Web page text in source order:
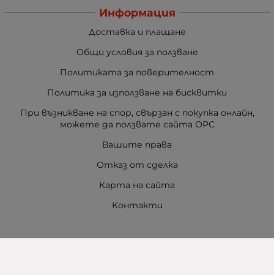
Информация
Доставка и плащане
Общи условия за ползване
Политиката за поверителност
Политика за използване на бисквитки
При възникване на спор, свързан с покупка онлайн,
можете да ползвате сайта ОРС
Вашите права
Отказ от сделка
Карта на сайта
Контакти
Контакти